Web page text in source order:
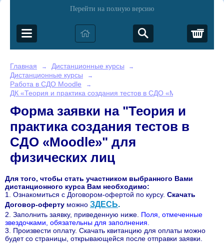
Перейти на полную версию
Главная → Дистанционные курсы →
Дистанционные курсы →
Работа в СДО Moodle →
ДК «Теория и практика создания тестов в СДО «Moodle»
Форма заявки на "Теория и
практика создания тестов в
СДО «Moodle»" для
физических лиц
Для того, чтобы стать участником выбранного Вами
дистанционного курса Вам необходимо:
1. Ознакомиться с Договором-офертой по курсу. Скачать
Договор-оферту можно ЗДЕСЬ.
2. Заполнить заявку, приведенную ниже. Поля, отмеченные
звездочками, обязательны для заполнения.
3. Произвести оплату. Скачать квитанцию для оплаты можно
будет со страницы, открывающейся после отправки заявки.